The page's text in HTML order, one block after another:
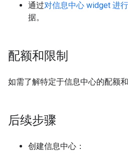
通过对信息中心 widget 进
据。
配额和限制
如需了解特定于信息中心的配额
后续步骤
创建信息中心：